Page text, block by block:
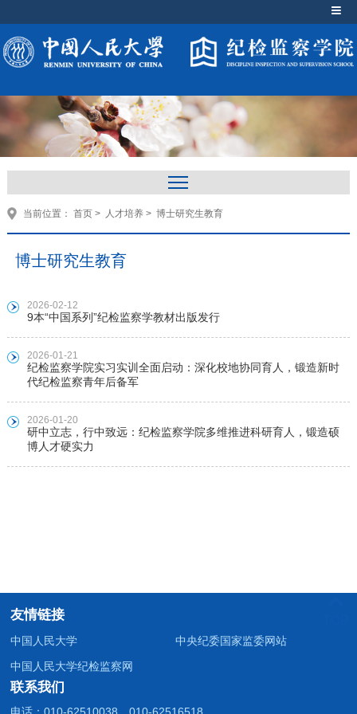
当前位置： 首页> 人才培养> 博士研究生教育
博士研究生教育
2026-02-12
9本“中国系列”纪检监察学教材出版发行
2026-01-21
纪检监察学院实习实训全面启动：深化校地协同育人，锻造新时
代纪检监察青年后备军
2026-01-20
研中立志，行中致远：纪检监察学院多维推进科研育人，锻造硕
博人才硬实力
友情链接
中国人民大学
中央纪委国家监委网站
中国人民大学纪检监察网
联系我们